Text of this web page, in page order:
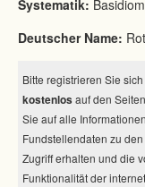
Systematik:
Deutscher Name:
Bitte registrieren Sie sich
kostenlos auf den
Sie auf alle
Fundstellendaten zu den
Zugriff erhalten und die
Funktionalität der